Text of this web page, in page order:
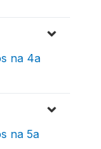
na 4a
na 5a